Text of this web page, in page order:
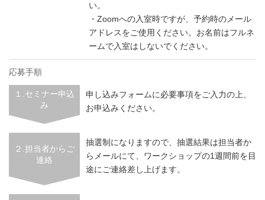
い。
・Zoomへの入室時ですが、予約時のメール
アドレスをご使用ください。お名前はフルネ
ームで入室はしないでください。
応募手順
１.セミナー申込
み
申し込みフォームに必要事項をご入力の上、
お申込みください。
２.担当者からご
連絡
抽選制になりますので、抽選結果は担当者か
らメールにて、ワークショップの1週間前を目
途にご連絡差し上げます。